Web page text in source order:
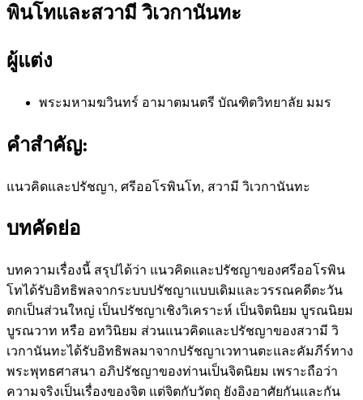
พินโทและสวามี วิเวกานันทะ
ผู้แต่ง
พระมหามฆวินทร์ อามาตมนตรี บัณฑิตวิทยาลัย มมร
คำสำคัญ:
แนวคิดและปรัชญา, ศรีออโรพินโท, สวามี วิเวกานันทะ
บทคัดย่อ
บทความเรื่องนี้ สรุปได้ว่า แนวคิดและปรัชญาของศรีออโรพิน
โทได้รับอิทธิพลจากระบบปรัชญาแบบเดิมและวรรณคดีตะวัน
ตกเป็นส่วนใหญ่ เป็นปรัชญาเชิงวิเคราะห์ เป็นจิตนิยม บูรณนิยม
บูรณวาท หรือ อทวินิยม ส่วนแนวคิดและปรัชญาของสวามี วิ
เวกานันทะได้รับอิทธิพลมาจากปรัชญาเวทานตะและคัมภีร์ทาง
พระพุทธศาสนา อภิปรัชญาของท่านเป็นจิตนิยม เพราะถือว่า
ความจริงเป็นเรื่องของจิต แต่จิตกับวัตถุ ยังอิงอาศัยกันและกัน